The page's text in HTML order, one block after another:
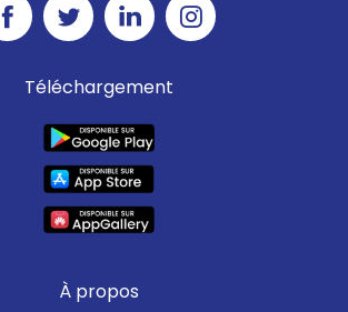
Téléchargement
À propos